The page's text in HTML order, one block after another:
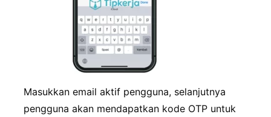
Masukkan email aktif pengguna, selanjutnya
pengguna akan mendapatkan kode OTP untuk